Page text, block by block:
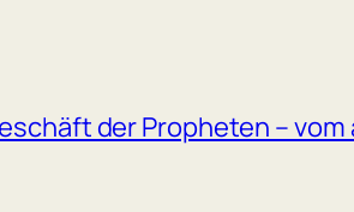
der Propheten –